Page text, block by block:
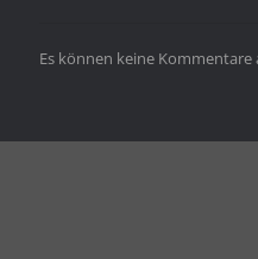
Es können keine Kommentare